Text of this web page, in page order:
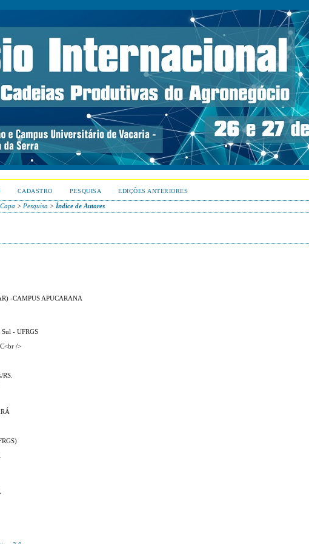
CADASTRO PESQUISA EDIÇÕES ANTERIORES
Capa > Pesquisa > Índice de Autores
-CAMPUS APUCARANA
Sul - UFRGS
/>